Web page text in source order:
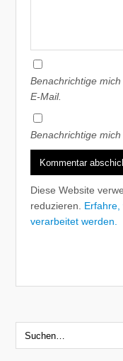
Benachrichtige
E-Mail.
Benachrichtige
Diese Website
reduzieren. Erfahre,
verarbeitet werden.